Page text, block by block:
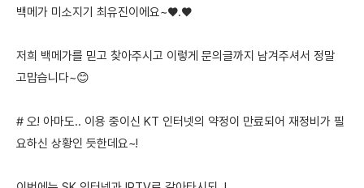
백메가 미소지기 최유진이에요~♥.♥
저희 백메가를 믿고 찾아주시고 이렇게 문의글까지 남겨주셔서 정말
고맙습니다~😊
# 오! 아마도.. 이용 중이신 KT 인터넷의 약정이 만료되어 재정비가 필
요하신 상황인 듯한데요~!